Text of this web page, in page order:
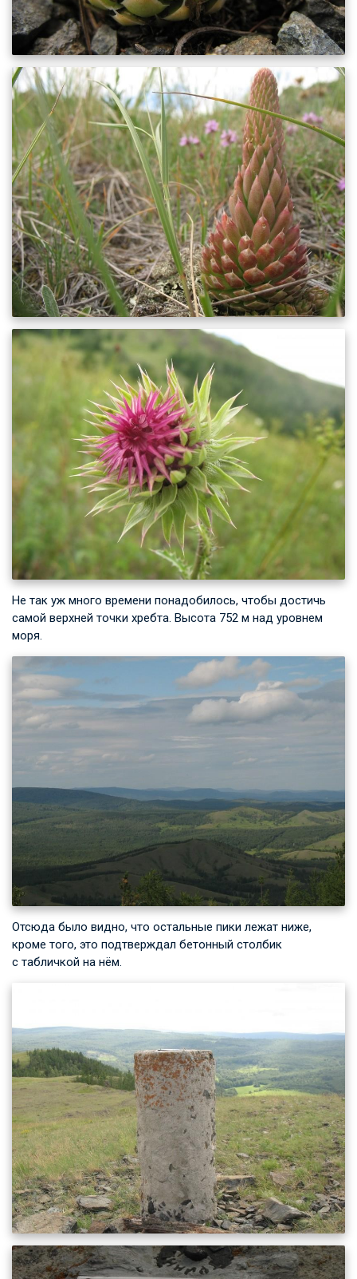
Не так уж много времени понадобилось, чтобы достичь
самой верхней точки хребта. Высота 752 м над уровнем
моря.
Отсюда было видно, что остальные пики лежат ниже,
кроме того, это подтверждал бетонный столбик
с табличкой на нём.